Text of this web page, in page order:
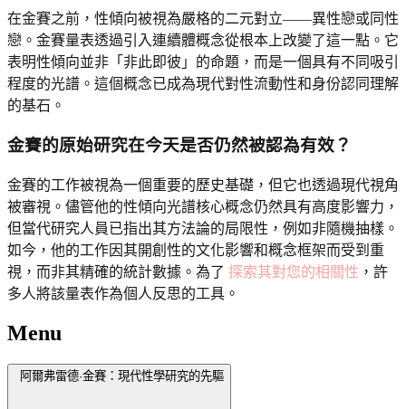
在金賽之前，性傾向被視為嚴格的二元對立——異性戀或同性
戀。金賽量表透過引入連續體概念從根本上改變了這一點。它
表明性傾向並非「非此即彼」的命題，而是一個具有不同吸引
程度的光譜。這個概念已成為現代對性流動性和身份認同理解
的基石。
金賽的原始研究在今天是否仍然被認為有效？
金賽的工作被視為一個重要的歷史基礎，但它也透過現代視角
被審視。儘管他的性傾向光譜核心概念仍然具有高度影響力，
但當代研究人員已指出其方法論的局限性，例如非隨機抽樣。
如今，他的工作因其開創性的文化影響和概念框架而受到重
視，而非其精確的統計數據。為了 探索其對您的相關性 ，許
多人將該量表作為個人反思的工具。
Menu
阿爾弗雷德·金賽：現代性學研究的先驅